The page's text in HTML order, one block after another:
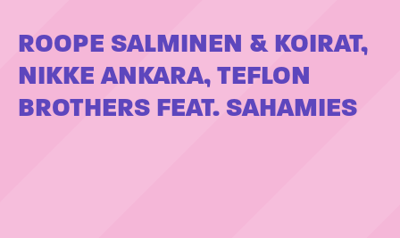
ROOPE SALMINEN & KOIRAT,
NIKKE ANKARA, TEFLON
BROTHERS FEAT. SAHAMIES